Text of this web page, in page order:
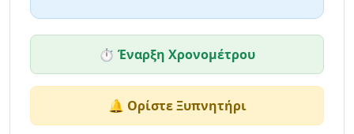
⏱️ Έναρξη Χρονομέτρου
🔔 Ορίστε Ξυπνητήρι